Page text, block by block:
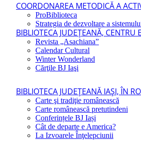
COORDONAREA METODICĂ A
ProBiblioteca
Strategia de dezvoltare a
BIBLIOTECA JUDEŢEANĂ, CENTRU
Revista „Asachiana”
Calendar Cultural
Winter Wonderland
Cărţile BJ Iaşi
BIBLIOTECA JUDEŢEANĂ IAŞI, ÎN
Carte şi tradiţie românească
Carte românească pretutindeni
Conferințele BJ Iași
Cât de departe e America?
La Izvoarele Înţelepciunii